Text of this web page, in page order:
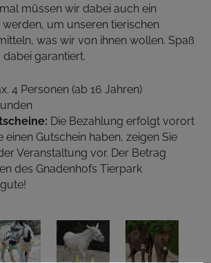
müssen wir dabei auch ein
um unseren tierischen
was wir von ihnen wollen. Spaß
garantiert.
4 Personen (ab 16 Jahren)
Die Bezahlung erfolgt vorort
einen Gutschein haben, zeigen Sie
Veranstaltung vor. Der Betrag
des Gnadenhofs Tierpark